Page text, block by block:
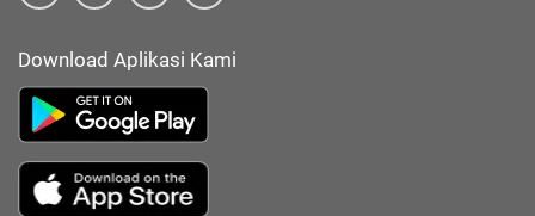
Download Aplikasi Kami